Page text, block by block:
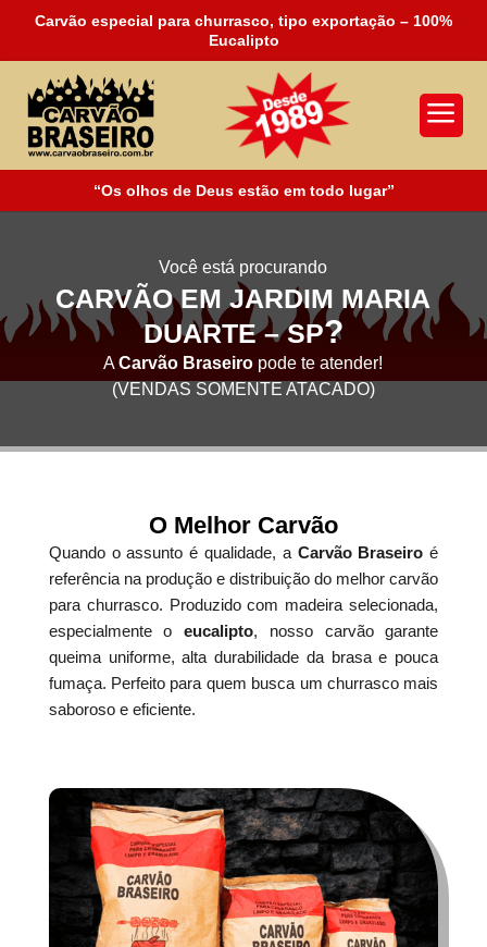
Carvão especial para churrasco, tipo exportação – 100%
Eucalipto
a
“Os olhos de Deus estão em todo lugar”
Você está procurando
CARVÃO EM JARDIM MARIA
DUARTE – SP?
ACarvão Braseiro pode te atender!
(VENDAS SOMENTE ATACADO)
O Melhor Carvão
Quando o assunto é qualidade, a Carvão Braseiro é
referência na produção e distribuição do melhor carvão
para churrasco. Produzido com madeira selecionada,
especialmente oeucalipto, nosso carvão garante
queima uniforme, alta durabilidade da brasa e pouca
fumaça. Perfeito para quem busca um churrasco mais
saboroso e eficiente.